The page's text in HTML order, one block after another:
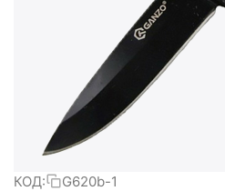
КОД: G620b-1